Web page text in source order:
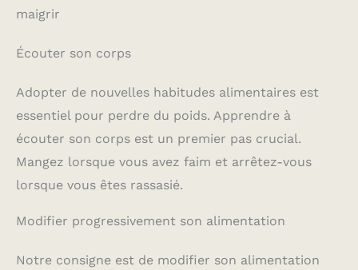
maigrir
Écouter son corps
Adopter de nouvelles habitudes alimentaires est
essentiel pour perdre du poids. Apprendre à
écouter son corps est un premier pas crucial.
Mangez lorsque vous avez faim et arrêtez-vous
lorsque vous êtes rassasié.
Modifier progressivement son alimentation
Notre consigne est de modifier son alimentation